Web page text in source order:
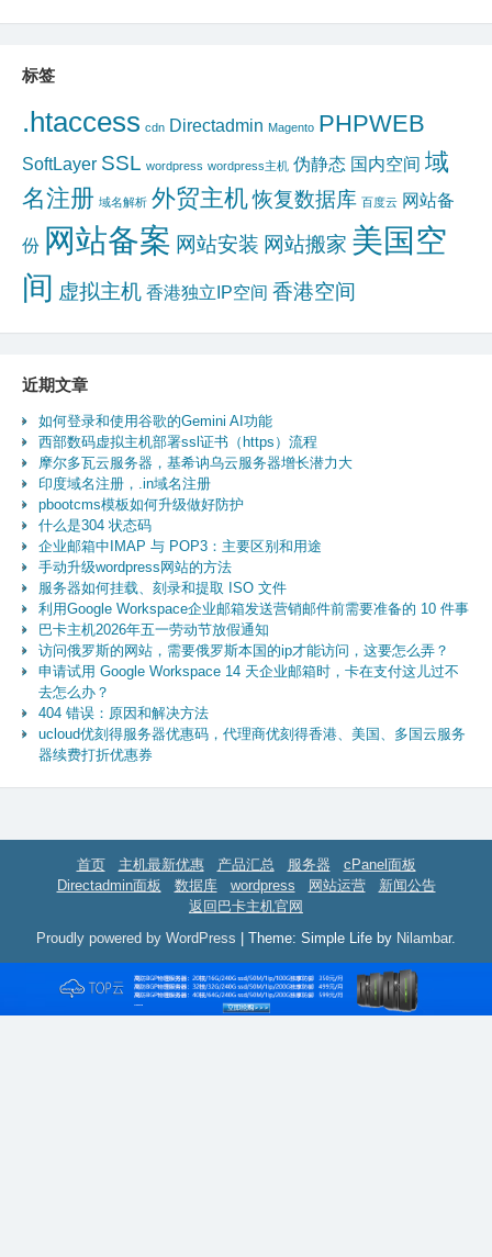
标签
.htaccess cdn Directadmin Magento PHPWEB
SoftLayer SSL wordpress wordpress主机 伪静态 国内空间 域
名注册 域名解析 外贸主机恢复数据库 百度云 网站备
份 网站备案 网站安装 网站搬家 美国空
间 虚拟主机 香港独立IP空间 香港空间
近期文章
如何登录和使用谷歌的Gemini AI功能
西部数码虚拟主机部署ssl证书（https）流程
摩尔多瓦云服务器，基希讷乌云服务器增长潜力大
印度域名注册，.in域名注册
pbootcms模板如何升级做好防护
什么是304 状态码
企业邮箱中IMAP 与 POP3：主要区别和用途
手动升级wordpress网站的方法
服务器如何挂载、刻录和提取 ISO 文件
利用Google Workspace企业邮箱发送营销邮件前需要准备的 10 件事
巴卡主机2026年五一劳动节放假通知
访问俄罗斯的网站，需要俄罗斯本国的ip才能访问，这要怎么弄？
申请试用 Google Workspace 14 天企业邮箱时，卡在支付这儿过不
去怎么办？
404 错误：原因和解决方法
ucloud优刻得服务器优惠码，代理商优刻得香港、美国、多国云服务
器续费打折优惠券
首页 主机最新优惠 产品汇总 服务器
cPanel面板
Directadmin面板
数据库 wordpress 网站运营
新闻公告
返回巴卡主机官网
Proudly powered by WordPress
Theme: Simple Life by Nilambar.